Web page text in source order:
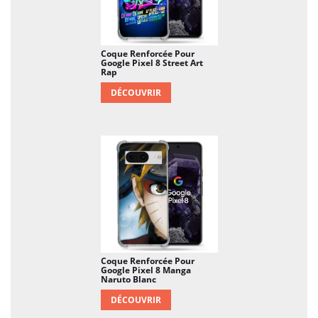
Coque Renforcée Pour
Google Pixel 8 Street Art
Rap
DÉCOUVRIR
Coque Renforcée Pour
Google Pixel 8 Manga
Naruto Blanc
DÉCOUVRIR